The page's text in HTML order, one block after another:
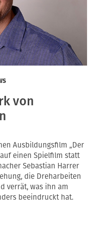
von
Ausbildungsfilm „Der
einen Spielfilm statt
Sebastian Harrer
die Dreharbeiten
verrät, was ihn am
beeindruckt hat.